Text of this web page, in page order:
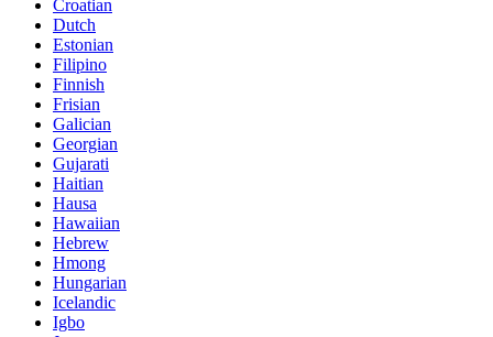
Croatian
Dutch
Estonian
Filipino
Finnish
Frisian
Galician
Georgian
Gujarati
Haitian
Hausa
Hawaiian
Hebrew
Hmong
Hungarian
Icelandic
Igbo